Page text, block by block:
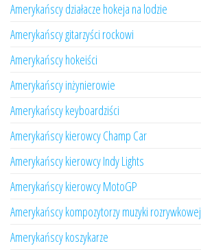
Amerykańscy działacze hokeja na lodzie
Amerykańscy gitarzyści rockowi
Amerykańscy hokeiści
Amerykańscy inżynierowie
Amerykańscy keyboardziści
Amerykańscy kierowcy Champ Car
Amerykańscy kierowcy Indy Lights
Amerykańscy kierowcy MotoGP
Amerykańscy kompozytorzy muzyki rozrywkowej
Amerykańscy koszykarze